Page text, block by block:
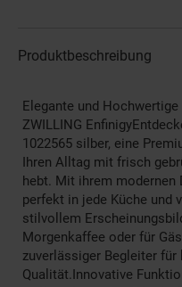
Produktbeschreibung
Elegante und
ZWILLING
1022565 silber, eine
Ihren Alltag mit frisch
hebt. Mit ihrem modernen
perfekt in jede Küche und
stilvollem
Morgenkaffee oder für
zuverlässiger Begleiter
Qualität.Innovative